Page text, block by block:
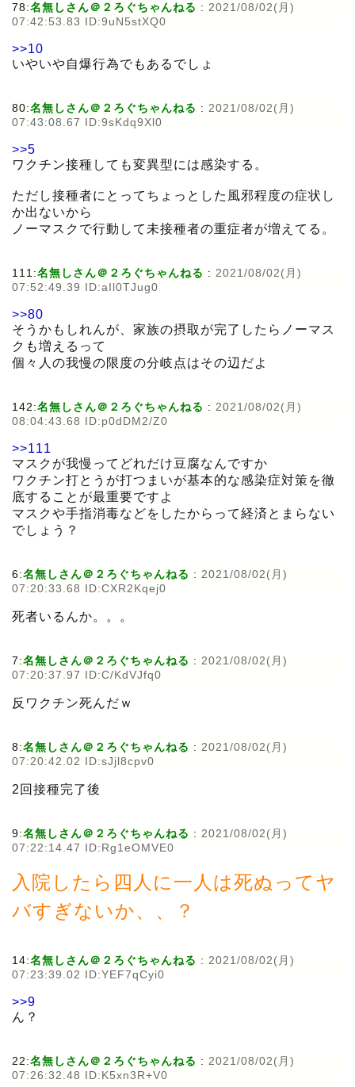
78:名無しさん＠２ろぐちゃんねる : 2021/08/02(月)
07:42:53.83 ID:9uN5stXQ0
>>10
いやいや自爆行為でもあるでしょ
80:名無しさん＠２ろぐちゃんねる : 2021/08/02(月)
07:43:08.67 ID:9sKdq9Xl0
>>5
ワクチン接種しても変異型には感染する。
ただし接種者にとってちょっとした風邪程度の症状し
か出ないから
ノーマスクで行動して未接種者の重症者が増えてる。
111:名無しさん＠２ろぐちゃんねる : 2021/08/02(月)
07:52:49.39 ID:aIl0TJug0
>>80
そうかもしれんが、家族の摂取が完了したらノーマス
クも増えるって
個々人の我慢の限度の分岐点はその辺だよ
142:名無しさん＠２ろぐちゃんねる : 2021/08/02(月)
08:04:43.68 ID:p0dDM2/Z0
>>111
マスクが我慢ってどれだけ豆腐なんですか
ワクチン打とうが打つまいが基本的な感染症対策を徹
底することが最重要ですよ
マスクや手指消毒などをしたからって経済とまらない
でしょう？
6:名無しさん＠２ろぐちゃんねる : 2021/08/02(月)
07:20:33.68 ID:CXR2Kqej0
死者いるんか。。。
7:名無しさん＠２ろぐちゃんねる : 2021/08/02(月)
07:20:37.97 ID:C/KdVJfq0
反ワクチン死んだｗ
8:名無しさん＠２ろぐちゃんねる : 2021/08/02(月)
07:20:42.02 ID:sJjl8cpv0
2回接種完了後
9:名無しさん＠２ろぐちゃんねる : 2021/08/02(月)
07:22:14.47 ID:Rg1eOMVE0
入院したら四人に一人は死ぬってヤ
バすぎないか、、？
14:名無しさん＠２ろぐちゃんねる : 2021/08/02(月)
07:23:39.02 ID:YEF7qCyi0
>>9
ん？
22:名無しさん＠２ろぐちゃんねる : 2021/08/02(月)
07:26:32.48 ID:K5xn3R+V0